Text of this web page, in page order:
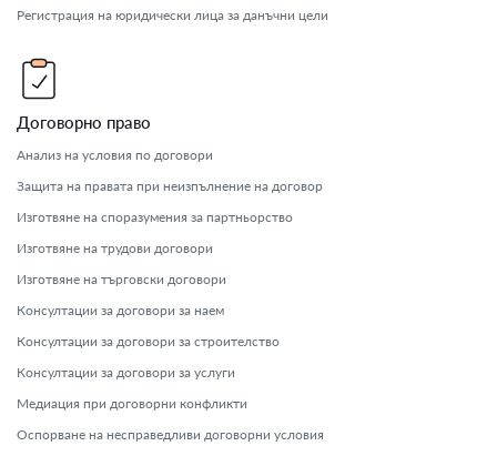
Регистрация на юридически лица за данъчни цели
Договорно право
Анализ на условия по договори
Защита на правата при неизпълнение на договор
Изготвяне на споразумения за партньорство
Изготвяне на трудови договори
Изготвяне на търговски договори
Консултации за договори за наем
Консултации за договори за строителство
Консултации за договори за услуги
Медиация при договорни конфликти
Оспорване на несправедливи договорни условия